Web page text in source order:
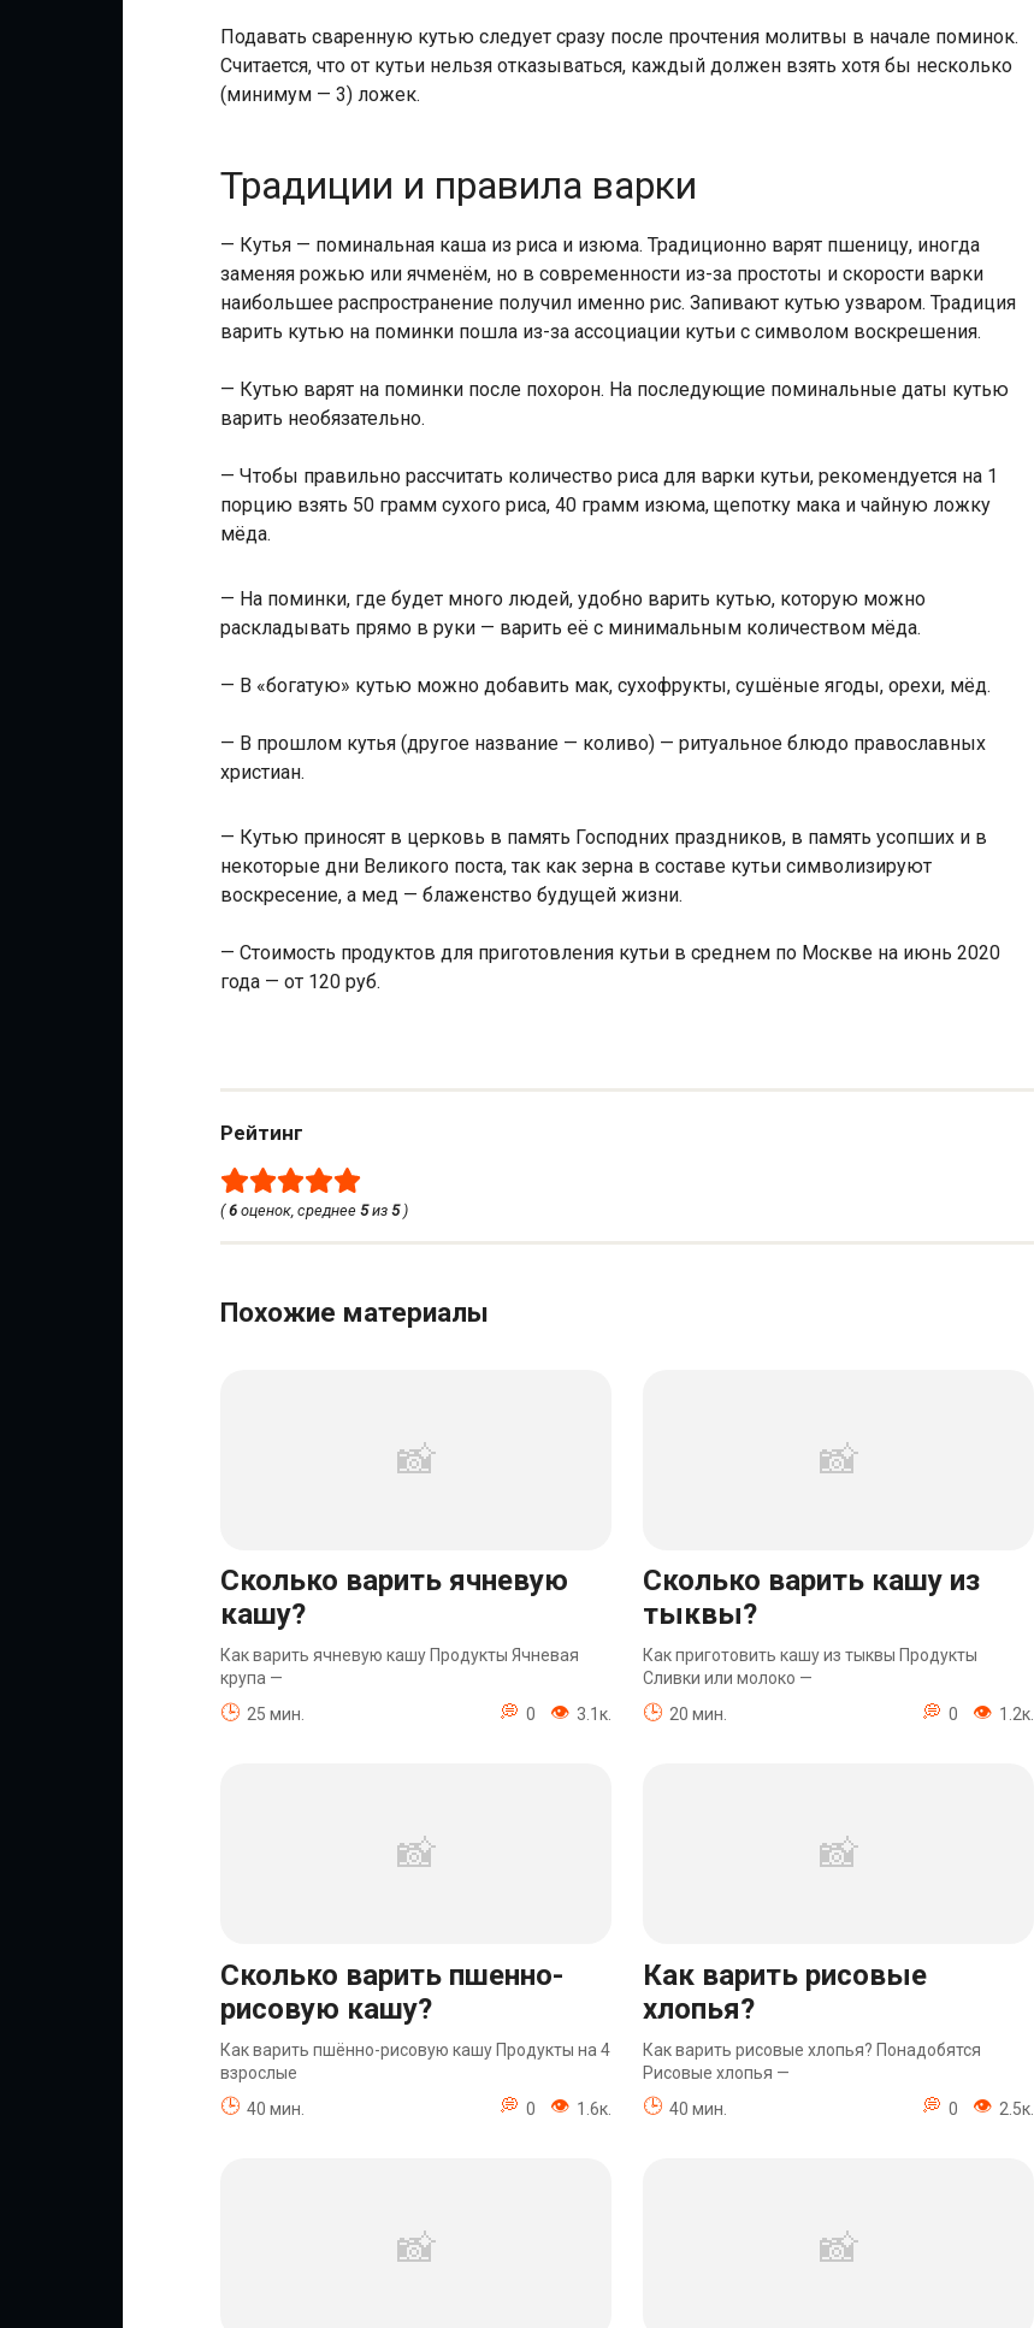
Подавать сваренную кутью следует сразу после прочтения молитвы в начале поминок.
Считается, что от кутьи нельзя отказываться, каждый должен взять хотя бы несколько
(минимум — 3) ложек.
Традиции и правила варки
— Кутья — поминальная каша из риса и изюма. Традиционно варят пшеницу, иногда
заменяя рожью или ячменём, но в современности из-за простоты и скорости варки
наибольшее распространение получил именно рис. Запивают кутью узваром. Традиция
варить кутью на поминки пошла из-за ассоциации кутьи с символом воскрешения.
— Кутью варят на поминки после похорон. На последующие поминальные даты кутью
варить необязательно.
— Чтобы правильно рассчитать количество риса для варки кутьи, рекомендуется на 1
порцию взять 50 грамм сухого риса, 40 грамм изюма, щепотку мака и чайную ложку
мёда.
— На поминки, где будет много людей, удобно варить кутью, которую можно
раскладывать прямо в руки — варить её с минимальным количеством мёда.
— В «богатую» кутью можно добавить мак, сухофрукты, сушёные ягоды, орехи, мёд.
— В прошлом кутья (другое название — коливо) — ритуальное блюдо православных
христиан.
— Кутью приносят в церковь в память Господних праздников, в память усопших и в
некоторые дни Великого поста, так как зерна в составе кутьи символизируют
воскресение, а мед — блаженство будущей жизни.
— Стоимость продуктов для приготовления кутьи в среднем по Москве на июнь 2020
года — от 120 руб.
Рейтинг
(6 оценок, среднее5из5)
Похожие материалы
Сколько варить ячневую
кашу?
Как варить ячневую кашу Продукты Ячневая
крупа —
25 мин.
0 3.1к.
Сколько варить кашу из
тыквы?
Как приготовить кашу из тыквы Продукты
Сливки или молоко —
20 мин.
0 1.2к.
Сколько варить пшенно-
рисовую кашу?
Как варить пшённо-рисовую кашу Продукты на 4
взрослые
40 мин.
0 1.6к.
Как варить рисовые
хлопья?
Как варить рисовые хлопья? Понадобятся
Рисовые хлопья —
40 мин.
0 2.5к.